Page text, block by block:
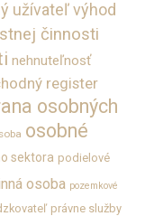
užívateľ výhod
činnosti
nehnuteľnosť
register
osobných
osobné
sektora podielové
osoba pozemkové
právne služby